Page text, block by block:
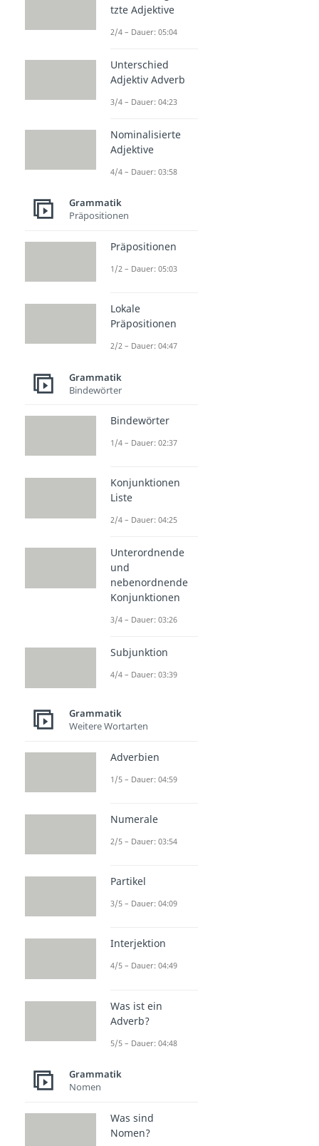
tzte Adjektive
2/4 – Dauer: 05:04
Unterschied
Adjektiv Adverb
3/4 – Dauer: 04:23
Nominalisierte
Adjektive
4/4 – Dauer: 03:58
Grammatik
Präpositionen
Präpositionen
1/2 – Dauer: 05:03
Lokale
Präpositionen
2/2 – Dauer: 04:47
Grammatik
Bindewörter
Bindewörter
1/4 – Dauer: 02:37
Konjunktionen
Liste
2/4 – Dauer: 04:25
Unterordnende
und
nebenordnende
Konjunktionen
3/4 – Dauer: 03:26
Subjunktion
4/4 – Dauer: 03:39
Grammatik
Weitere Wortarten
Adverbien
1/5 – Dauer: 04:59
Numerale
2/5 – Dauer: 03:54
Partikel
3/5 – Dauer: 04:09
Interjektion
4/5 – Dauer: 04:49
Was ist ein
Adverb?
5/5 – Dauer: 04:48
Grammatik
Nomen
Was sind
Nomen?